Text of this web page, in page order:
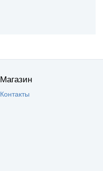
Магазин
Контакты